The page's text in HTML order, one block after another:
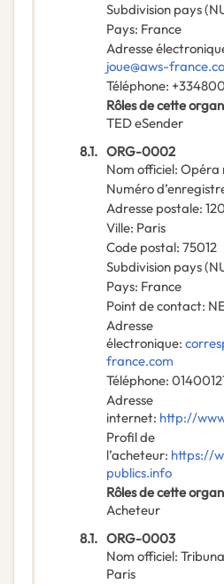
Subdivision pays
Pays: France
Adresse
joue@aws-
Téléphone:
Rôles de cette
TED eSender
8.1. ORG-0002
Nom officiel: Opéra
Numéro
Adresse postale:
Ville: Paris
Code postal: 75012
Subdivision pays
Pays: France
Point de contact:
Adresse
électronique:
france.com
Téléphone:
Adresse
internet: http://
Profil de
l’acheteur: https://
publics.info
Rôles de cette
Acheteur
8.1. ORG-0003
Nom officiel:
Paris